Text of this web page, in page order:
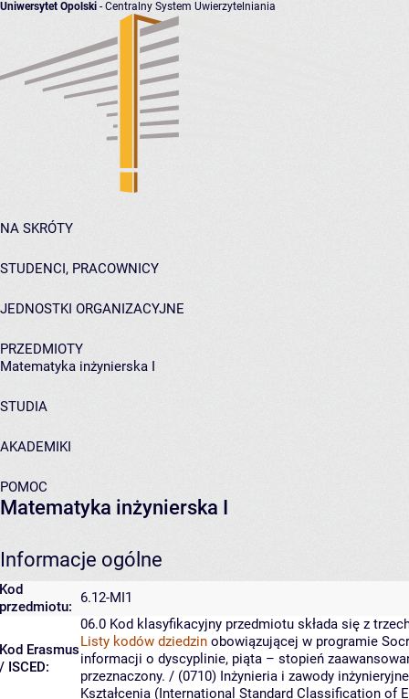
Uniwersytet Opolski - Centralny System Uwierzytelniania
NA SKRÓTY
STUDENCI, PRACOWNICY
JEDNOSTKI ORGANIZACYJNE
PRZEDMIOTY
Matematyka inżynierska I
STUDIA
AKADEMIKI
POMOC
Matematyka inżynierska I
Informacje ogólne
Kod
przedmiotu:
6.12-MI1
Kod Erasmus
/ ISCED:
06.0 Kod klasyfikacyjny przedmiotu składa się z
Listy kodów dziedzin obowiązującej w programie
informacji o dyscyplinie, piąta – stopień
przeznaczony. / (0710) Inżynieria i zawody
Kształcenia (International Standard Classification of